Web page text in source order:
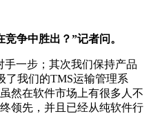
争中胜出？”记者问。
手一步；其次我们保持产品
了我们的TMS运输管理系
然在软件市场上有很多人不
领先，并且已经从纯软件行